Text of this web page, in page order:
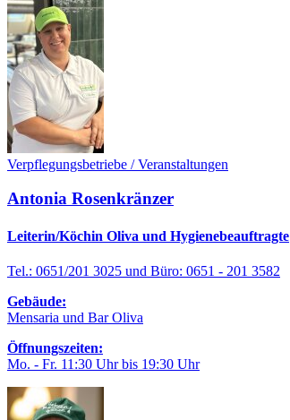
Verpflegungsbetriebe / Veranstaltungen
Antonia Rosenkränzer
Leiterin/Köchin Oliva und Hygienebeauftragte
Tel.: 0651/201 3025 und Büro: 0651 - 201 3582
Gebäude:
Mensaria und Bar Oliva
Öffnungszeiten:
Mo. - Fr. 11:30 Uhr bis 19:30 Uhr